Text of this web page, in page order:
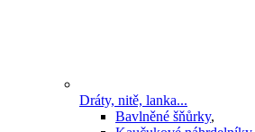
Dráty, nitě, lanka...
Bavlněné šňůrky,